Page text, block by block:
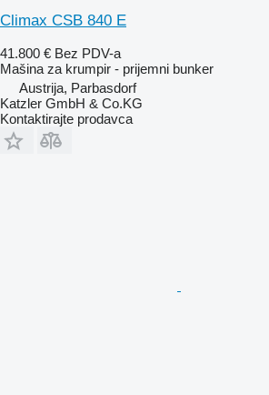
Climax CSB 840 E
41.800 € Bez PDV-a
Mašina za krumpir - prijemni bunker
Austrija, Parbasdorf
Katzler GmbH & Co.KG
Kontaktirajte prodavca